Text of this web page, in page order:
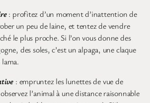
: profitez d’un moment d’inattention de
un peu de laine, et tentez de vendre
le plus proche. Si l’on vous donne des
des soles, c’est un alpaga, une claque
: empruntez les lunettes de vue de
l’animal à une distance raisonnable